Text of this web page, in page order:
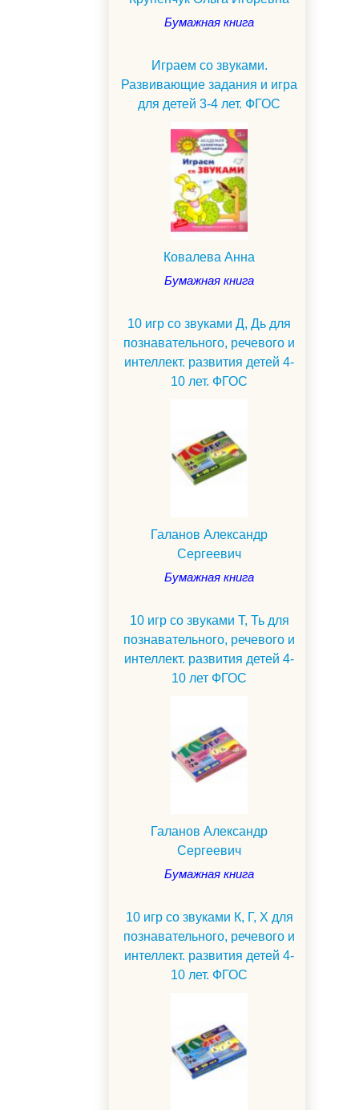
Бумажная книга
Играем со звуками.
Развивающие задания и игра
для детей 3-4 лет. ФГОС
Ковалева Анна
Бумажная книга
10 игр со звуками Д, Дь для
познавательного, речевого и
интеллект. развития детей 4-
10 лет. ФГОС
Галанов Александр
Сергеевич
Бумажная книга
10 игр со звуками Т, Ть для
познавательного, речевого и
интеллект. развития детей 4-
10 лет ФГОС
Галанов Александр
Сергеевич
Бумажная книга
10 игр со звуками К, Г, Х для
познавательного, речевого и
интеллект. развития детей 4-
10 лет. ФГОС